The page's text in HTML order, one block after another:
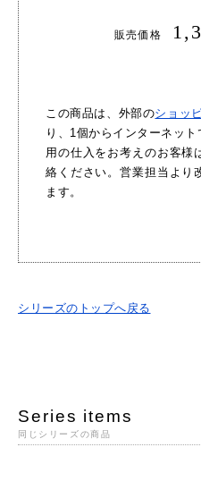
販売価格
この商品は、外部のショッ
り、1個からインターネッ
用の仕入をお考えのお客様
絡ください。営業担当より
ます。
シリーズのトップへ戻る
Series items
同じシリーズの商品